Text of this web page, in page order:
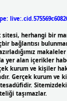
sitesi, herhangi bir
bağlantısı
makaleler
yer alan içerikler
kurum ve kişiler
Gerçek kurum ve
taşımazlar.